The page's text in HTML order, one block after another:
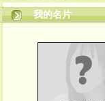
我的名片